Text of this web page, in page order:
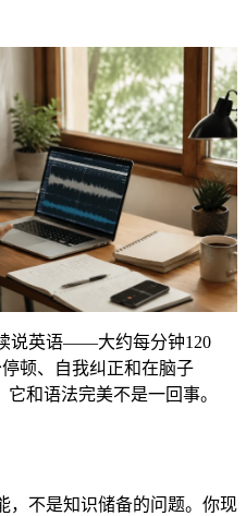
说英语——大约每分钟120
顿、自我纠正和在脑子
和语法完美不是一回事。
，不是知识储备的问题。你现